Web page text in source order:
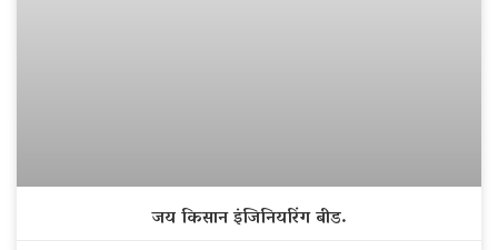
जय किसान इंजिनियरिंग बीड.